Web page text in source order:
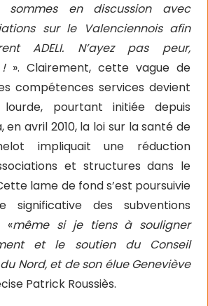
sommes en discussion avec
sur le Valenciennois afin
ADELI. N’ayez pas peur,
! ». Clairement, cette vague de
compétences services devient
pourtant initiée depuis
en avril 2010, la loi sur la santé de
impliquait une réduction
et structures dans le
lame de fond s’est poursuivie
significative des subventions
«même si je tiens à souligner
et le soutien du Conseil
Nord, et de son élue Geneviève
Patrick Roussiès.